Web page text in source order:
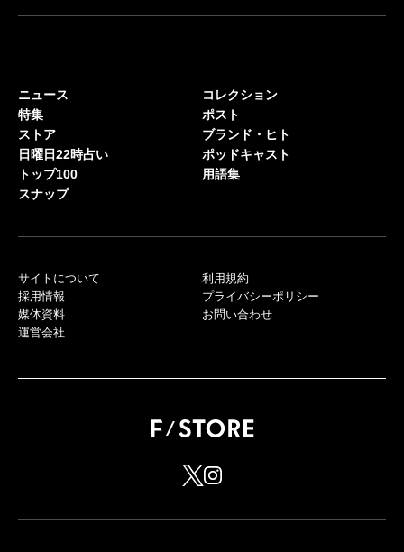
ニュース
特集
ストア
日曜日22時占い
トップ100
スナップ
コレクション
ポスト
ブランド・ヒト
ポッドキャスト
用語集
サイトについて
採用情報
媒体資料
運営会社
利用規約
プライバシーポリシー
お問い合わせ